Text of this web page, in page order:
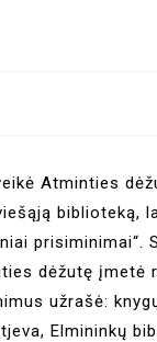
Atminties
biblioteką,
prisiminimai“.
dėžutę įmetė
užrašė:
Elmininkų